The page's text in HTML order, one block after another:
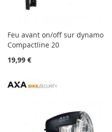
Feu avant on/off sur dynamo
Compactline 20
19,99 €